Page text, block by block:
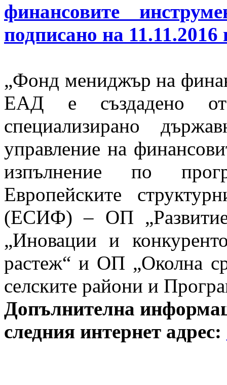
финансовите
подписано на 11.11.2016
„Фонд мениджър на
ЕАД е създадено от
специализирано
управление на
изпълнение по
Европейските
(ЕСИФ) – ОП
„Иновации и
растеж“ и ОП „Околна
селските райони и
Допълнителна
следния интернет адрес: